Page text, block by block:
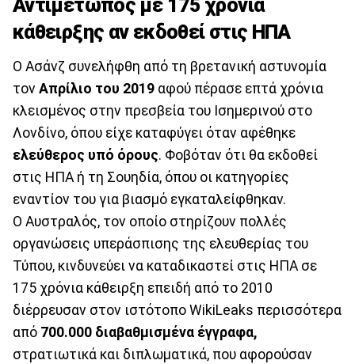
Αντιμέτωπος με 175 χρόνια
κάθειρξης αν εκδοθεί στις ΗΠΑ
Ο Ασάνζ συνελήφθη από τη βρετανική αστυνομία
τον Απρίλιο του 2019 αφού πέρασε επτά χρόνια
κλεισμένος στην πρεσβεία του Ισημερινού στο
Λονδίνο, όπου είχε καταφύγει όταν αφέθηκε
ελεύθερος υπό όρους. Φοβόταν ότι θα εκδοθεί
στις ΗΠΑ ή τη Σουηδία, όπου οι κατηγορίες
εναντίον του για βιασμό εγκαταλείφθηκαν.
Ο Αυστραλός, τον οποίο στηρίζουν πολλές
οργανώσεις υπεράσπισης της ελευθερίας του
Τύπου, κινδυνεύει να καταδικαστεί στις ΗΠΑ σε
175 χρόνια κάθειρξη επειδή από το 2010
διέρρευσαν στον ιστότοπο WikiLeaks περισσότερα
από 700.000 διαβαθμισμένα έγγραφα,
στρατιωτικά και διπλωματικά, που αφορούσαν